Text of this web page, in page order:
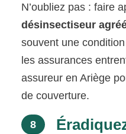
N’oubliez pas : faire
désinsectiseur
souvent une
les assurances
assureur en Ariège
de couverture.
8